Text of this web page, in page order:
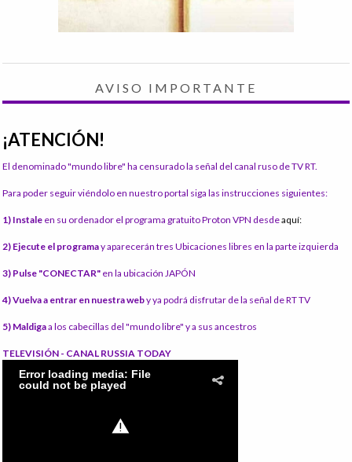
AVISO IMPORTANTE
¡ATENCIÓN!
El denominado "mundo libre" ha censurado la señal del canal ruso de TV RT.
Para poder seguir viéndolo en nuestro portal siga las instrucciones siguientes:
1) Instale en su ordenador el programa gratuito Proton VPN desdeaquí:
2) Ejecute el programay aparecerán tres Ubicaciones libres en la parte izquierda
3) Pulse "CONECTAR" en la ubicación JAPÓN
4) Vuelva a entrar en nuestra weby ya podrá disfrutar de la señal de RT TV
5) Maldigaa los cabecillas del "mundo libre" y a sus ancestros
TELEVISIÓN - CANAL RUSSIA TODAY